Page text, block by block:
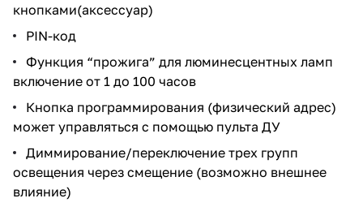
кнопками(аксессуар)
PIN-код
Функция “прожига” для люминесцентных ламп
включение от 1 до 100 часов
Кнопка программирования (физический адрес)
может управляться с помощью пульта ДУ
Диммирование/переключение трех групп
освещения через смещение (возможно внешнее
влияние)